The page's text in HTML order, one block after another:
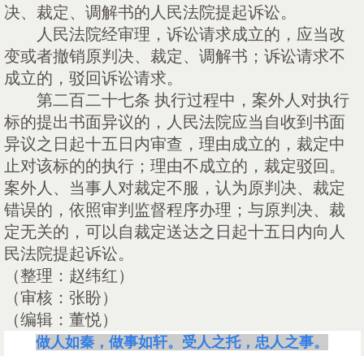
决、裁定、调解书的人民法院提起诉讼。
人民法院经审理，诉讼请求成立的，应当改
变或者撤销原判决、裁定、调解书；诉讼请求不
成立的，驳回诉讼请求。
第二百二十七条 执行过程中，案外人对执行
标的提出书面异议的，人民法院应当自收到书面
异议之日起十五日内审查，理由成立的，裁定中
止对该标的的执行；理由不成立的，裁定驳回。
案外人、当事人对裁定不服，认为原判决、裁定
错误的，依照审判监督程序办理；与原判决、裁
定无关的，可以自裁定送达之日起十五日内向人
民法院提起诉讼。
（整理：赵纬红）
（审核：张盼）
（编辑：董悦）
做人如秦，做事如轩。受人之托，忠人之事。